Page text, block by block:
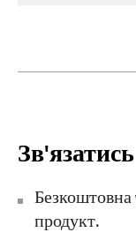
Зв'язатись
продукт.